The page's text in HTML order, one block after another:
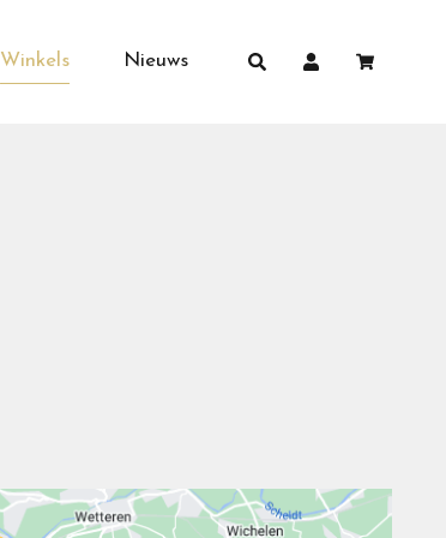
Winkels Nieuws